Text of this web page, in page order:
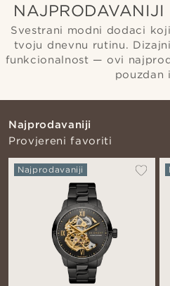
Svestrani modni dodaci
tvoju dnevnu rutinu.
funkcionalnost — ovi
pouzdan
Najprodavaniji
Provjereni favoriti
Najprodavaniji